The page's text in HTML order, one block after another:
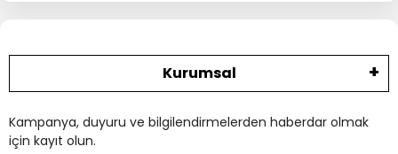
Kurumsal
Kampanya, duyuru ve bilgilendirmelerden haberdar olmak
için kayıt olun.